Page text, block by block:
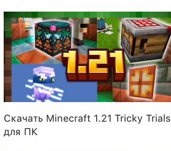
Скачать Minecraft 1.21 Tricky Trials
для ПК